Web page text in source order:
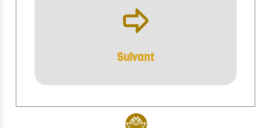
ÿ
Suivant